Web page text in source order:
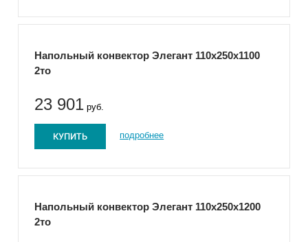
Напольный конвектор Элегант 110x250x1100
2то
23 901 руб.
КУПИТЬ подробнее
Напольный конвектор Элегант 110x250x1200
2то